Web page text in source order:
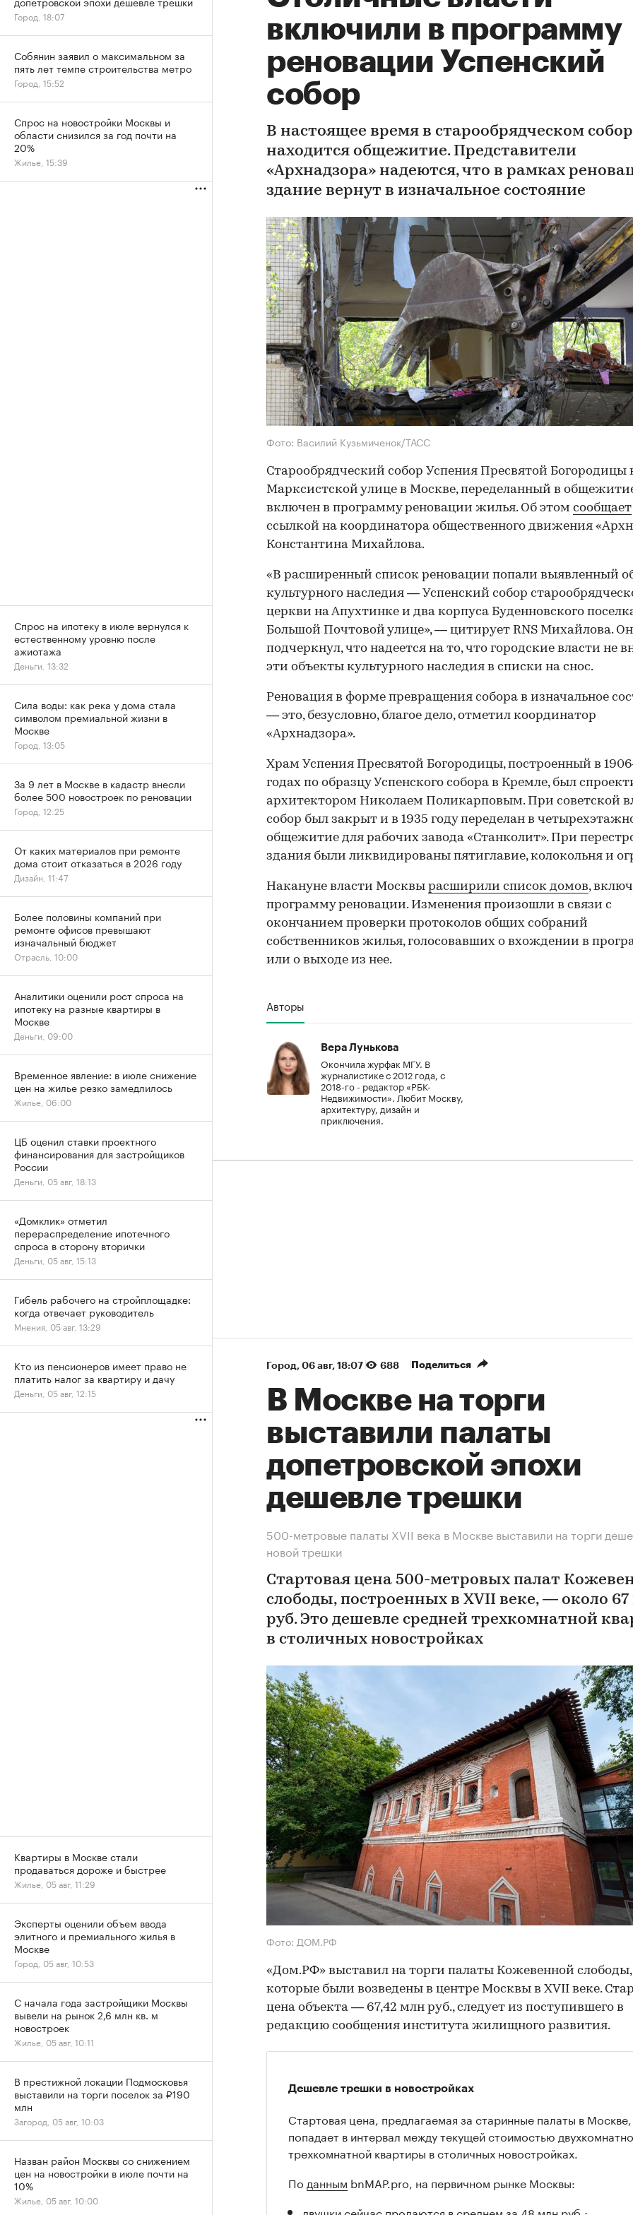
включили в программу
реновации Успенский
собор
В настоящее время в старообрядческом
находится общежитие. Представители
«Архнадзора» надеются, что в рамках
здание вернут в изначальное состояние
Фото: Василий Кузьмиченок/ТАСС
Старообрядческий собор Успения Пресвятой Богородицы
Марксистской улице в Москве, переделанный в
включен в программу реновации жилья. Об этом сообщает
ссылкой на координатора общественного движения
Константина Михайлова.
«В расширенный список реновации попали выявленный
культурного наследия — Успенский собор
церкви на Апухтинке и два корпуса Буденновского
Большой Почтовой улице», — цитирует RNS Михайлова. Он
подчеркнул, что надеется на то, что городские власти не
эти объекты культурного наследия в списки на снос.
Реновация в форме превращения собора в изначальное
— это, безусловно, благое дело, отметил координатор
«Архнадзора».
Храм Успения Пресвятой Богородицы, построенный в
годах по образцу Успенского собора в Кремле, был
архитектором Николаем Поликарповым. При советской
собор был закрыт и в 1935 году переделан в
общежитие для рабочих завода «Станколит». При
здания были ликвидированы пятиглавие, колокольня и
Накануне власти Москвы расширили список домов,
программу реновации. Изменения произошли в связи с
окончанием проверки протоколов общих собраний
собственников жилья, голосовавших о вхождении в
или о выходе из нее.
Авторы
Вера Лунькова
Окончила журфак МГУ. В
журналистике с 2012 года, с
2018-го - редактор «РБК-
Недвижимости». Любит Москву,
архитектуру, дизайн и
приключения.
Город⁠, 06 авг, 18:07 688 Поделиться
В Москве на торги
выставили палаты
допетровской эпохи
дешевле трешки
500-метровые палаты XVII века в Москве выставили на торги
новой трешки
Стартовая цена 500-метровых палат
слободы, построенных в XVII веке, — около
руб. Это дешевле средней трехкомнатной
в столичных новостройках
Фото: ДОМ.РФ
«Дом.РФ» выставил на торги палаты Кожевенной слободы,
которые были возведены в центре Москвы в XVII веке.
цена объекта — 67,42 млн руб., следует из поступившего в
редакцию сообщения института жилищного развития.
Дешевле трешки в новостройках
Стартовая цена, предлагаемая за старинные палаты в Москве,
попадает в интервал между текущей стоимостью
трехкомнатной квартиры в столичных новостройках.
По данным bnMAP.pro, на первичном рынке Москвы:
Город, 18:07
Собянин заявил о максимальном за
пять лет темпе строительства метро
Город, 15:52
Спрос на новостройки Москвы и
области снизился за год почти на
20%
Жилье, 15:39
Спрос на ипотеку в июле вернулся к
естественному уровню после
ажиотажа
Деньги, 13:32
Сила воды: как река у дома стала
символом премиальной жизни в
Москве
Город, 13:05
За 9 лет в Москве в кадастр внесли
более 500 новостроек по реновации
Город, 12:25
От каких материалов при ремонте
дома стоит отказаться в 2026 году
Дизайн, 11:47
Более половины компаний при
ремонте офисов превышают
изначальный бюджет
Отрасль, 10:00
Аналитики оценили рост спроса на
ипотеку на разные квартиры в
Москве
Деньги, 09:00
Временное явление: в июле снижение
цен на жилье резко замедлилось
Жилье, 06:00
ЦБ оценил ставки проектного
финансирования для застройщиков
России
Деньги, 05 авг, 18:13
«Домклик» отметил
перераспределение ипотечного
спроса в сторону вторички
Деньги, 05 авг, 15:13
Гибель рабочего на стройплощадке:
когда отвечает руководитель
Мнения, 05 авг, 13:29
Кто из пенсионеров имеет право не
платить налог за квартиру и дачу
Деньги, 05 авг, 12:15
Квартиры в Москве стали
продаваться дороже и быстрее
Жилье, 05 авг, 11:29
Эксперты оценили объем ввода
элитного и премиального жилья в
Москве
Город, 05 авг, 10:53
С начала года застройщики Москвы
вывели на рынок 2,6 млн кв. м
новостроек
Жилье, 05 авг, 10:11
В престижной локации Подмосковья
выставили на торги поселок за ₽190
млн
Загород, 05 авг, 10:03
Назван район Москвы со снижением
цен на новостройки в июле почти на
10%
Жилье, 05 авг, 10:00